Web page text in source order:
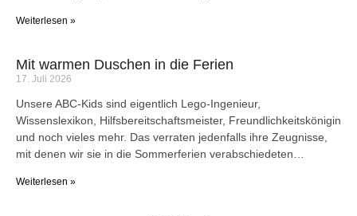
Weiterlesen »
Mit warmen Duschen in die Ferien
17. Juli 2026
Unsere ABC-Kids sind eigentlich Lego-Ingenieur,
Wissenslexikon, Hilfsbereitschaftsmeister, Freundlichkeitskönigin
und noch vieles mehr. Das verraten jedenfalls ihre Zeugnisse,
mit denen wir sie in die Sommerferien verabschiedeten…
Weiterlesen »